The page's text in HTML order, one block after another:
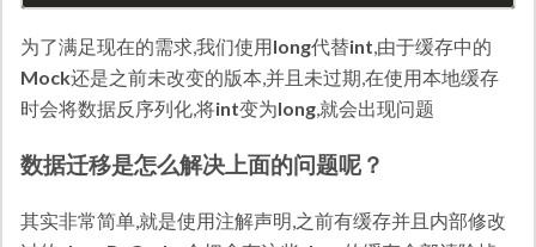
为了满足现在的需求,我们使用long代替int,由于缓存中的
Mock还是之前未改变的版本,并且未过期,在使用本地缓存
时会将数据反序列化,将int变为long,就会出现问题
数据迁移是怎么解决上面的问题呢？
其实非常简单,就是使用注解声明,之前有缓存并且内部修改